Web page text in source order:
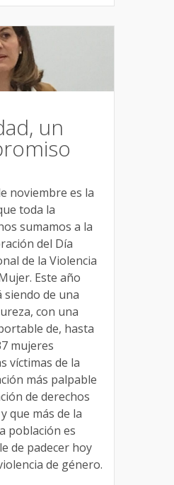
un
noviembre es la
toda la
sumamos a la
del Día
de la Violencia
Este año
siendo de una
con una
de, hasta
mujeres
víctimas de la
más palpable
de derechos
que más de la
población es
de padecer hoy
de género.